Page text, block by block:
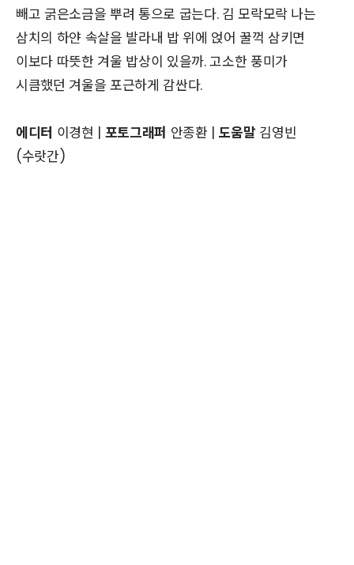
빼고 굵은소금을 뿌려 통으로 굽는다. 김 모락모락 나는
삼치의 하얀 속살을 발라내 밥 위에 얹어 꿀꺽 삼키면
이보다 따뜻한 겨울 밥상이 있을까. 고소한 풍미가
시큼했던 겨울을 포근하게 감싼다.
에디터 이경현 | 포토그래퍼 안종환 | 도움말김영빈
(수랏간)